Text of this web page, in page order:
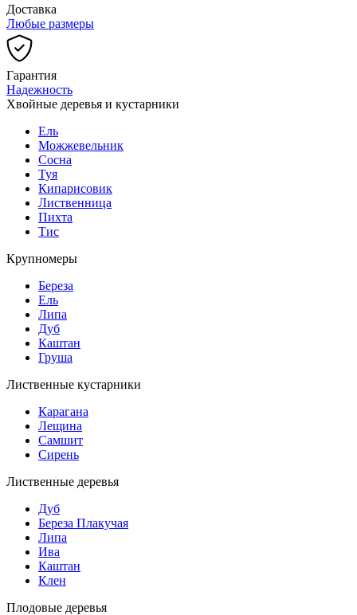
Доставка
Любые размеры
Гарантия
Надежность
Хвойные деревья и кустарники
Ель
Можжевельник
Сосна
Туя
Кипарисовик
Лиственница
Пихта
Тис
Крупномеры
Береза
Ель
Липа
Дуб
Каштан
Груша
Лиственные кустарники
Карагана
Лещина
Самшит
Сирень
Лиственные деревья
Дуб
Береза Плакучая
Липа
Ива
Каштан
Клен
Плодовые деревья